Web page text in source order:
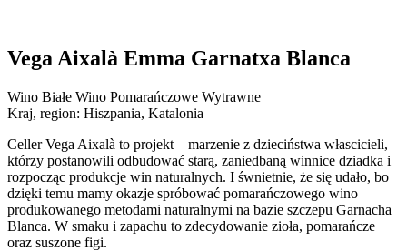
Vega Aixalà Emma Garnatxa Blanca
Wino Białe Wino Pomarańczowe Wytrawne
Kraj, region: Hiszpania, Katalonia
Celler Vega Aixalà to projekt – marzenie z dzieciństwa włascicieli,
którzy postanowili odbudować starą, zaniedbaną winnice dziadka i
rozpocząc produkcje win naturalnych. I śwnietnie, że się udało, bo
dzięki temu mamy okazje spróbować pomarańczowego wino
produkowanego metodami naturalnymi na bazie szczepu Garnacha
Blanca. W smaku i zapachu to zdecydowanie zioła, pomarańcze
oraz suszone figi.